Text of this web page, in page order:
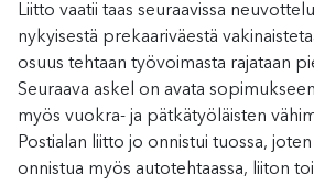
Liitto vaatii taas seuraavissa
nykyisestä prekaariväestä
osuus tehtaan työvoimasta rajataan
Seuraava askel on avata
myös vuokra- ja pätkätyöläisten
Postialan liitto jo onnistui tuossa,
onnistua myös autotehtaassa, liiton